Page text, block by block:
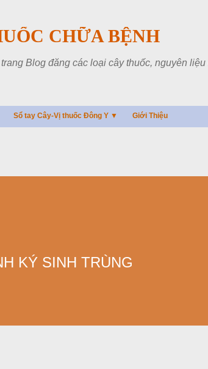
CHỮA BỆNH
Blog đăng các loại cây thuốc, nguyên liệu
Sổ tay Cây-Vị thuốc Đông Y ▼ Giới Thiệu
KÝ SINH TRÙNG